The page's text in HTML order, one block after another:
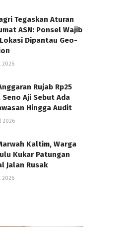
Tegaskan Aturan
ASN: Ponsel Wajib
Dipantau Geo-
2026
Rujab Rp25
Seno Aji Sebut Ada
Hingga Audit
2026
Kaltim, Warga
Kukar Patungan
Jalan Rusak
2026